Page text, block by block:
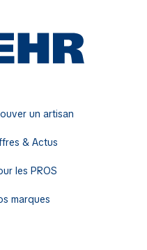
un artisan
& Actus
les PROS
marques